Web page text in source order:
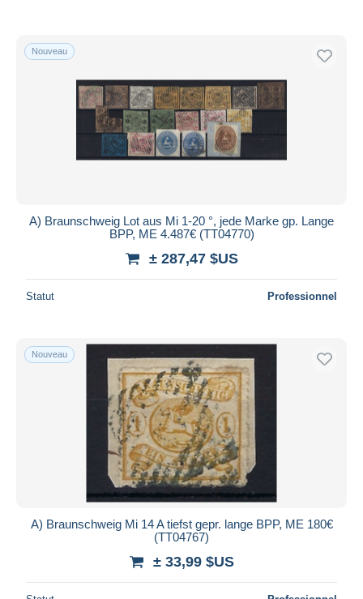
Nouveau
A) Braunschweig Lot aus Mi 1-20 °, jede Marke gp. Lange
BPP, ME 4.487€ (TT04770)
± 287,47 $US
Statut Professionnel
Nouveau
A) Braunschweig Mi 14 A tiefst gepr. lange BPP, ME 180€
(TT04767)
± 33,99 $US